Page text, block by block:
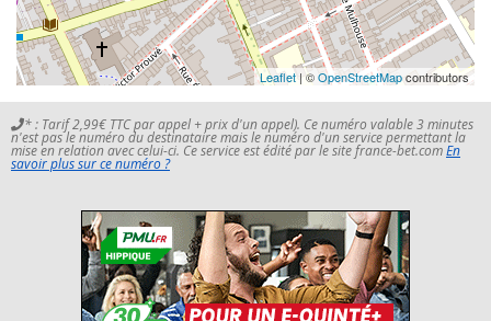
Leaflet| ©OpenStreetMapcontributors
* : Tarif 2,99€ TTC par appel + prix d'un appel). Ce numéro valable 3 minutes
n'est pas le numéro du destinataire mais le numéro d'un service permettant la
mise en relation avec celui-ci. Ce service est édité par le site france-bet.comEn
savoir plus sur ce numéro ?